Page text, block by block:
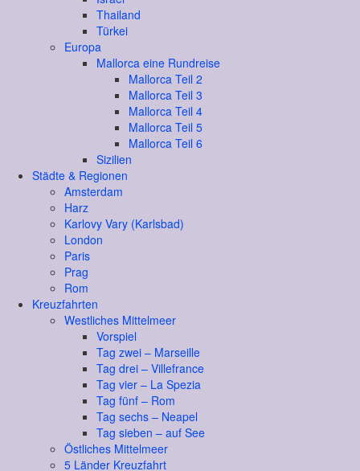
Thailand
Türkei
Europa
Mallorca eine Rundreise
Mallorca Teil 2
Mallorca Teil 3
Mallorca Teil 4
Mallorca Teil 5
Mallorca Teil 6
Sizilien
Städte & Regionen
Amsterdam
Harz
Karlovy Vary (Karlsbad)
London
Paris
Prag
Rom
Kreuzfahrten
Westliches Mittelmeer
Vorspiel
Tag zwei – Marseille
Tag drei – Villefrance
Tag vier – La Spezia
Tag fünf – Rom
Tag sechs – Neapel
Tag sieben – auf See
Östliches Mittelmeer
5 Länder Kreuzfahrt